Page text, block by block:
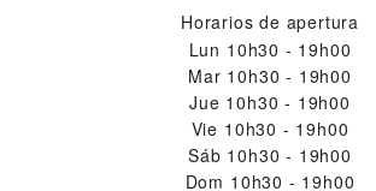
Horarios de apertura
Lun 10h30 - 19h00
Mar 10h30 - 19h00
Jue 10h30 - 19h00
Vie 10h30 - 19h00
Sáb 10h30 - 19h00
Dom 10h30 - 19h00